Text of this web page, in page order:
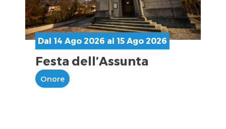
Dal 14 Ago 2026 al 15 Ago 2026
Festa dell’Assunta
Onore